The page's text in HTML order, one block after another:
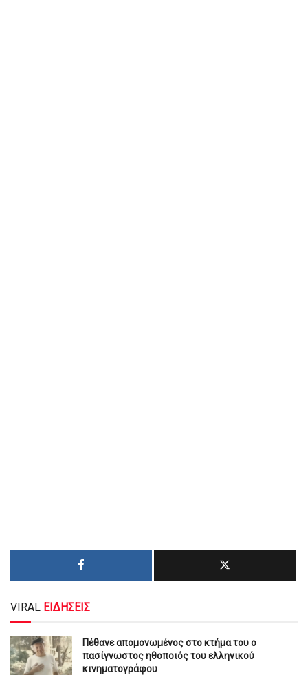
VIRAL ΕΙΔΗΣΕΙΣ
Πέθανε απομονωμένος στο κτήμα του ο
πασίγνωστος ηθοποιός του ελληνικού
κινηματογράφου